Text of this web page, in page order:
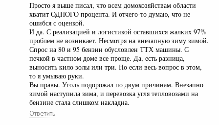
Просто я выше писал, что всем домохозяйствам области
хватит ОДНОГО процента. И отчего-то думаю, что не
ошибся с оценкой.
И да. С реализацией и логистикой оставшихся жалких 97%
проблем не возникает. Несмотря на внезапную зиму зимой.
Спрос на 80 и 95 бензин обусловлен ТТХ машины. С
печкой в частном доме все проще. Да, есть разница,
выносить кило золы или три. Но если весь вопрос в этом,
то я умываю руки.
Вы правы. Уголь подорожал по двум причинам. Внезапно
зимой наступила зима, и перевозка угля тепловозами на
бензине стала слишком накладна.
Ответить